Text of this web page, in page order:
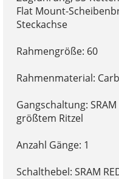
Flat Mount-
Steckachse
Rahmengröße: 60
Rahmenmaterial:
Gangschaltung: SRAM
größtem Ritzel
Anzahl Gänge: 1
Schalthebel: SRAM